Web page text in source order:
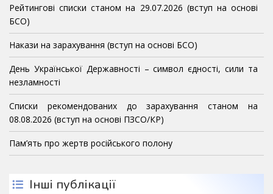
Рейтингові списки станом на 29.07.2026 (вступ на основі
БСО)
Накази на зарахування (вступ на основі БСО)
День Української Державності – символ єдності, сили та
незламності
Списки рекомендованих до зарахування станом на
08.08.2026 (вступ на основі ПЗСО/КР)
Пам’ять про жертв російського полону
Інші публікації